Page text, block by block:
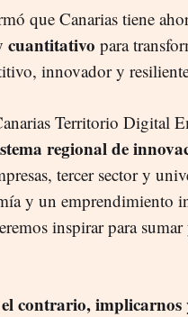
que Canarias tiene
cuantitativo para
innovador y
Territorio Digital
regional de
tercer sector y
y un emprendimiento
inspirar para sumar
el contrario, implicarnos